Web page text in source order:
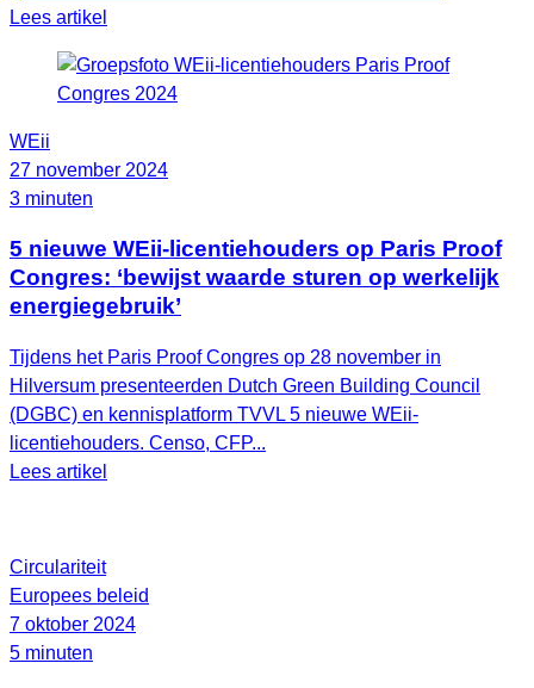
Lees artikel
WEii
27 november 2024
3 minuten
5 nieuwe WEii-licentiehouders op Paris Proof
Congres: ‘bewijst waarde sturen op werkelijk
energiegebruik’
Tijdens het Paris Proof Congres op 28 november in
Hilversum presenteerden Dutch Green Building Council
(DGBC) en kennisplatform TVVL 5 nieuwe WEii-
licentiehouders. Censo, CFP...
Lees artikel
Circulariteit
Europees beleid
7 oktober 2024
5 minuten